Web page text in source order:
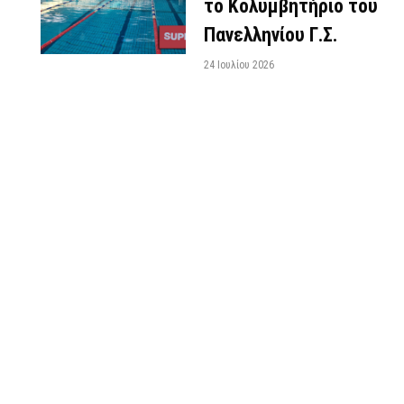
το Κολυμβητήριο του
Πανελληνίου Γ.Σ.
24 Ιουλίου 2026